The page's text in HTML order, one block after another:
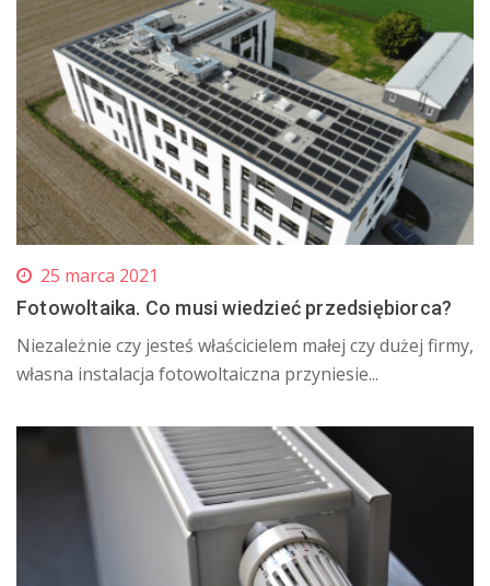
25 marca 2021
Fotowoltaika. Co musi wiedzieć przedsiębiorca?
​Niezależnie czy jesteś właścicielem małej czy dużej firmy,
własna instalacja fotowoltaiczna przyniesie...